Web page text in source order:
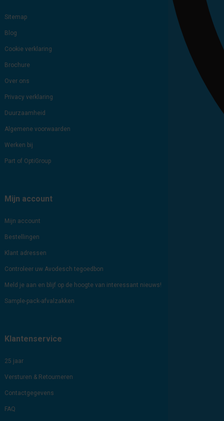
Sitemap
Blog
Cookie verklaring
Brochure
Over ons
Privacy verklaring
Duurzaamheid
Algemene voorwaarden
Werken bij
Part of OptiGroup
Mijn account
Mijn account
Bestellingen
Klant adressen
Controleer uw Avodesch tegoedbon
Meld je aan en blijf op de hoogte van interessant nieuws!
Sample-pack-afvalzakken
Klantenservice
25 jaar
Versturen & Retourneren
Contactgegevens
FAQ